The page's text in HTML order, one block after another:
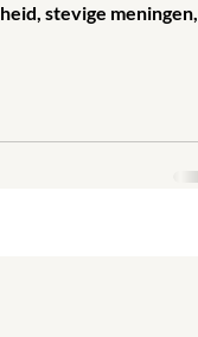
stevige meningen,